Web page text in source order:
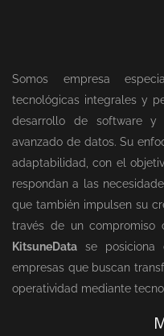
Somos empresa
tecnológicas integrales y
desarrollo de software y
avanzado de datos. Su
adaptabilidad, con el
respondan a las
que también impulsen su
través de un compromiso
KitsuneData se posiciona
empresas que buscan
operatividad mediante